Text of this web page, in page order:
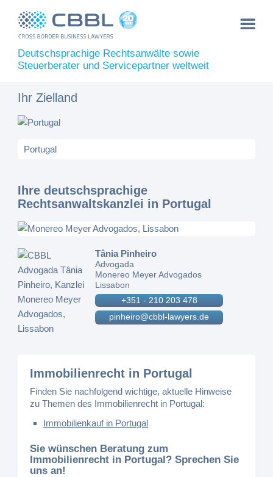
Deutschsprachige Rechtsanwälte sowie
Steuerberater und Servicepartner weltweit
Ihr Zielland
Ihre deutschsprachige
Rechtsanwaltskanzlei in Portugal
Tânia Pinheiro
Advogada
Monereo Meyer Advogados
Lissabon
+351 - 210 203 478
pinheiro@cbbl-lawyers.de
Immobilienrecht in Portugal
Finden Sie nachfolgend wichtige, aktuelle Hinweise
zu Themen des Immobilienrecht in Portugal:
Immobilienkauf in Portugal
Sie wünschen Beratung zum
Immobilienrecht in Portugal? Sprechen Sie
uns an!